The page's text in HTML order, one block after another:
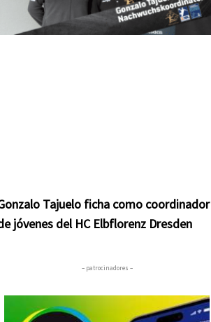
Tajuelo ficha como coordinador
jóvenes del HC Elbflorenz Dresden
– patrocinadores –